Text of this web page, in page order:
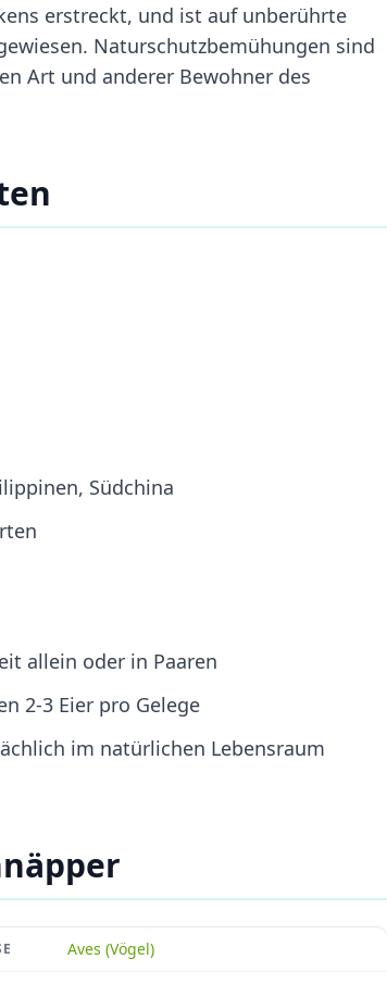
erstreckt, und ist auf unberührte
Naturschutzbemühungen sind
Art und anderer Bewohner des
Südchina
allein oder in Paaren
2-3 Eier pro Gelege
im natürlichen Lebensraum
Aves (Vögel)